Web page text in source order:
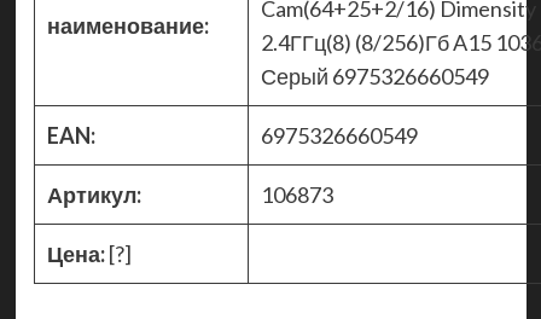
наименование:
Cam(64+25+2/16) Dimensity
2.4ГГц(8) (8/256)Гб A15
Серый 6975326660549
EAN: 6975326660549
Артикул: 106873
Цена:[?]